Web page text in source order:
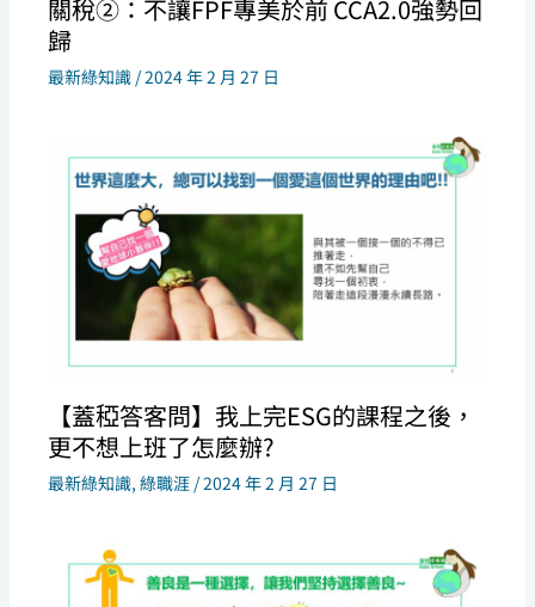
關稅②：不讓FPF專美於前 CCA2.0強勢回
歸
最新綠知識 /2024 年 2 月 27 日
【蓋稏答客問】我上完ESG的課程之後，
更不想上班了怎麼辦?
最新綠知識,綠職涯 /2024 年 2 月 27 日